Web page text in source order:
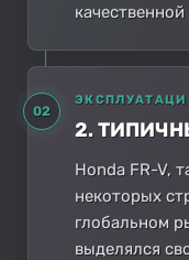
02
2.
Honda FR-V,
некоторых
глобальном
выделялся